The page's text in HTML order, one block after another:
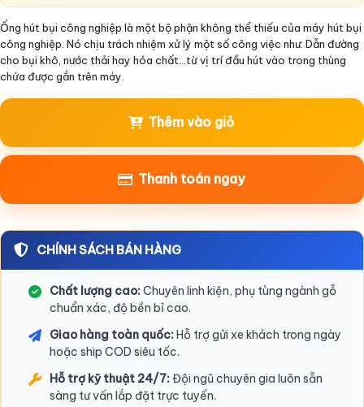
Ống hút bụi công nghiệp là một bộ phận không thể thiếu của máy hút bụi
công nghiệp. Nó chịu trách nhiệm xử lý một số công việc như: Dẫn đường
cho bụi khô, nước thải hay hóa chất…từ vị trí đầu hút vào trong thùng
chứa được gắn trên máy.
Thêm vào giỏ
Thanh toán ngay
CHÍNH SÁCH BÁN HÀNG
Chất lượng cao:Chuyên linh kiện, phụ tùng ngành gỗ
chuẩn xác, độ bền bỉ cao.
Giao hàng toàn quốc:Hỗ trợ gửi xe khách trong ngày
hoặc ship COD siêu tốc.
Hỗ trợ kỹ thuật 24/7:Đội ngũ chuyên gia luôn sẵn
sàng tư vấn lắp đặt trực tuyến.